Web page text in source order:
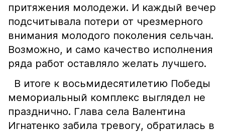
притяжения молодежи. И каждый вечер
подсчитывала потери от чрезмерного
внимания молодого поколения сельчан.
Возможно, и само качество исполнения
ряда работ оставляло желать лучшего.
В итоге к восьмидесятилетию Победы
мемориальный комплекс выглядел не
празднично. Глава села Валентина
Игнатенко забила тревогу, обратилась в